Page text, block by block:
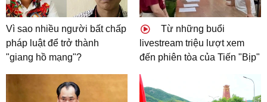
Vì sao nhiều người bất chấp
pháp luật để trở thành
"giang hồ mạng"?
Từ những buổi
livestream triệu lượt xem
đến phiên tòa của Tiến "Bịp"